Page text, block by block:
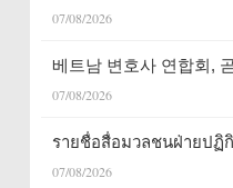
07/08/2026
베트남 변호사 연합회,
07/08/2026
รายชื่อสื่อมวลชนฝ่ายปฏิ
07/08/2026